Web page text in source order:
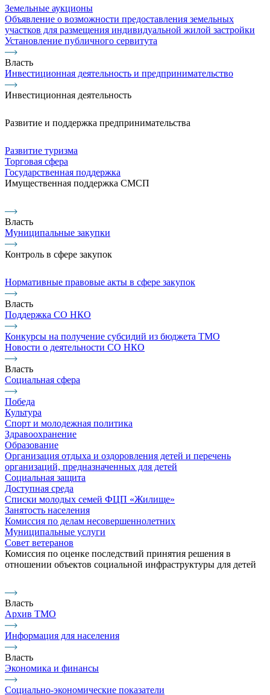
Земельные аукционы
Объявление о возможности предоставления земельных
участков для размещения индивидуальной жилой застройки
Установление публичного сервитута
Власть
Инвестиционная деятельность и предпринимательство
Инвестиционная деятельность
Развитие и поддержка предпринимательства
Развитие туризма
Торговая сфера
Государственная поддержка
Имущественная поддержка СМСП
Власть
Муниципальные закупки
Контроль в сфере закупок
Нормативные правовые акты в сфере закупок
Власть
Поддержка СО НКО
Конкурсы на получение субсидий из бюджета ТМО
Новости о деятельности СО НКО
Власть
Социальная сфера
Победа
Культура
Спорт и молодежная политика
Здравоохранение
Образование
Организация отдыха и оздоровления детей и перечень
организаций, предназначенных для детей
Социальная защита
Доступная среда
Списки молодых семей ФЦП «Жилище»
Занятость населения
Комиссия по делам несовершеннолетних
Муниципальные услуги
Совет ветеранов
Комиссия по оценке последствий принятия решения в
отношении объектов социальной инфраструктуры для детей
Власть
Архив ТМО
Информация для населения
Власть
Экономика и финансы
Социально-экономические показатели